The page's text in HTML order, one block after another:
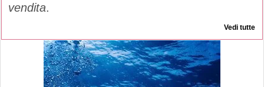
vendita.
Vedi tutte